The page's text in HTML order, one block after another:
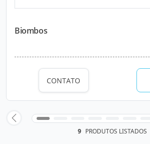
Biombos
CONTATO
9 PRODUTOS LISTADOS